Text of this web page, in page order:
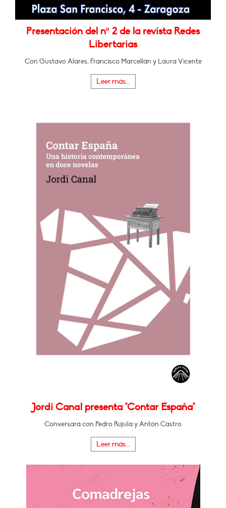
Presentación del nº 2 de la revista Redes
Libertarias
Con Gustavo Alares, Francisco Marcellán y Laura Vicente
Leer más...
Jordi Canal presenta "Contar España"
Conversará con Pedro Rújula y Antón Castro
Leer más...